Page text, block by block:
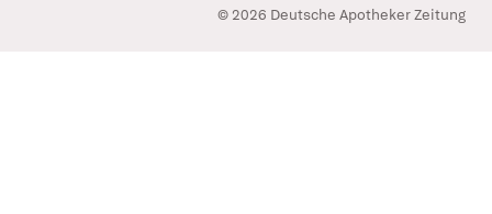
© 2026 Deutsche Apotheker Zeitung